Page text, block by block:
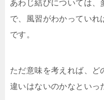
あわじ結びについては、
で、風習がわかっていれ
です。
ただ意味を考えれば、ど
違いはないのかなといっ